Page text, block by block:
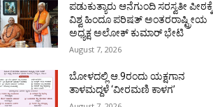
ಪಡುಕುತ್ಯಾರು ಆನೆಗುಂದಿ ಸರಸ್ವತೀ ಪೀಠಕ್ಕೆ
ವಿಶ್ವ ಹಿಂದೂ ಪರಿಷತ್ ಅಂತರರಾಷ್ಟ್ರೀಯ
ಅಧ್ಯಕ್ಷ ಅಲೋಕ್ ಕುಮಾರ್ ಭೇಟಿ
August 7, 2026
ಬೋಳದಲ್ಲಿ ಆ.9ರಂದು ಯಕ್ಷಗಾನ
ತಾಳಮದ್ದಳೆ ‘ವೀರಮಣಿ ಕಾಳಗ’